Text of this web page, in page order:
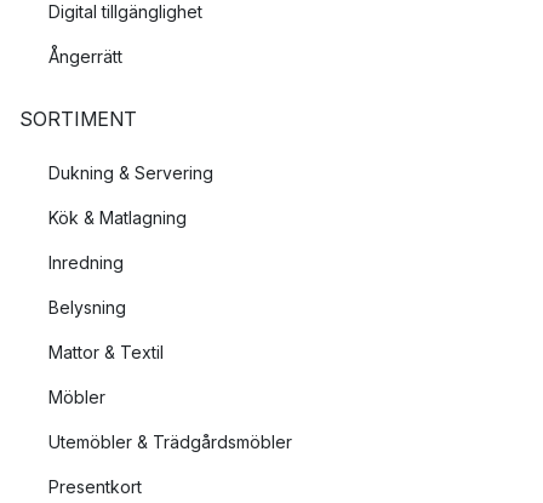
Digital tillgänglighet
Ångerrätt
SORTIMENT
Dukning & Servering
Kök & Matlagning
Inredning
Belysning
Mattor & Textil
Möbler
Utemöbler & Trädgårdsmöbler
Presentkort